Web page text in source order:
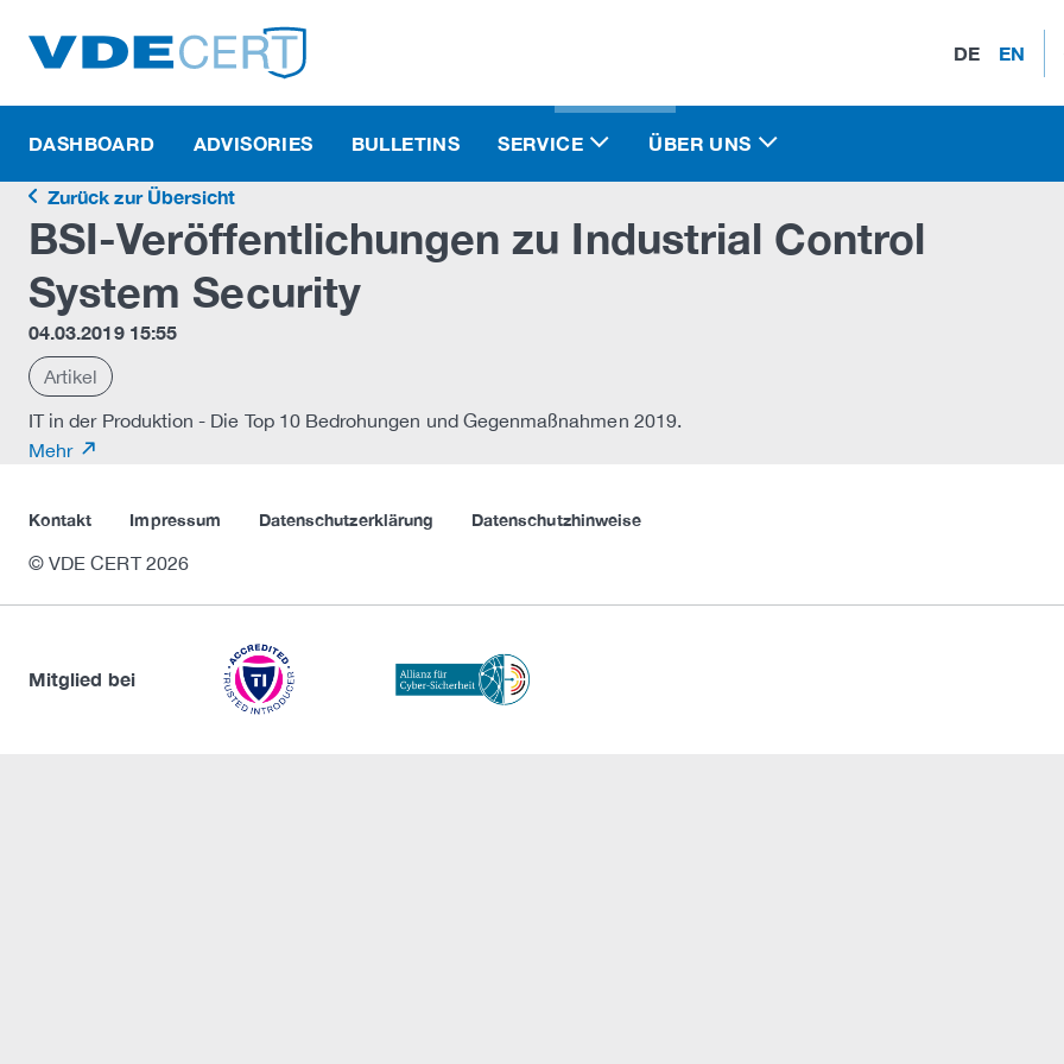
DE EN
DASHBOARD ADVISORIES BULLETINS SERVICE ÜBER UNS
Zurück zur Übersicht
BSI-Veröffentlichungen zu Industrial Control
System Security
04.03.2019 15:55
Artikel
IT in der Produktion - Die Top 10 Bedrohungen und Gegenmaßnahmen 2019.
Mehr
Kontakt Impressum Datenschutzerklärung Datenschutzhinweise
© VDE CERT 2026
Mitglied bei